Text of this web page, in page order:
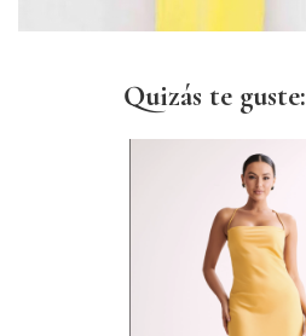
Quizás te guste: